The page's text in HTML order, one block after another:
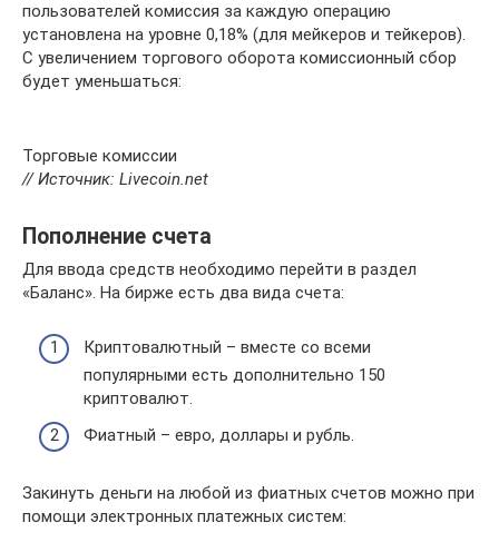
пользователей комиссия за каждую операцию
установлена на уровне 0,18% (для мейкеров и тейкеров).
С увеличением торгового оборота комиссионный сбор
будет уменьшаться:
Торговые комиссии
// Источник: Livecoin.net
Пополнение счета
Для ввода средств необходимо перейти в раздел
«Баланс». На бирже есть два вида счета:
Криптовалютный – вместе со всеми
популярными есть дополнительно 150
криптовалют.
Фиатный – евро, доллары и рубль.
Закинуть деньги на любой из фиатных счетов можно при
помощи электронных платежных систем: